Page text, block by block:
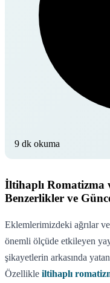
9 dk okuma
İltihaplı Romatizma
Benzerlikler ve
Eklemlerimizdeki ağrılar ve
önemli ölçüde etkileyen
şikayetlerin arkasında
Özellikle iltihaplı